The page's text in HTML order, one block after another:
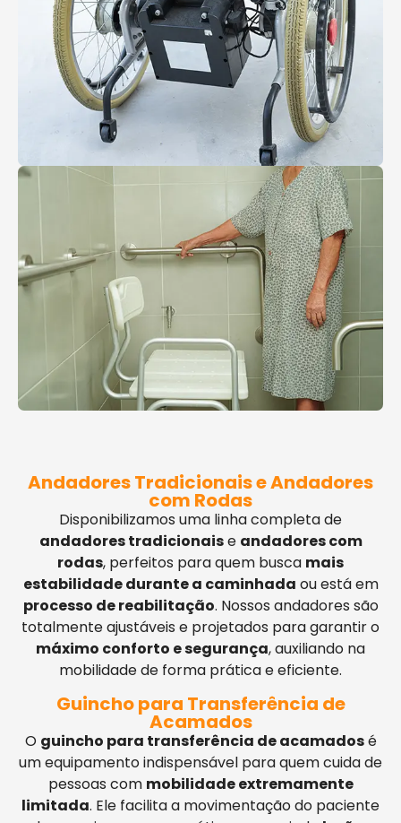
Andadores Tradicionais e Andadores
com Rodas
Disponibilizamos uma linha completa de
andadores tradicionaise andadores com
rodas, perfeitos para quem busca mais
estabilidade durante a caminhada ou está em
processo de reabilitação. Nossos andadores são
totalmente ajustáveis e projetados para garantir o
máximo conforto e segurança, auxiliando na
mobilidade de forma prática e eficiente.
Guincho para Transferência de
Acamados
O guincho para transferência de acamadosé
um equipamento indispensável para quem cuida de
pessoas com mobilidade extremamente
limitada. Ele facilita a movimentação do paciente